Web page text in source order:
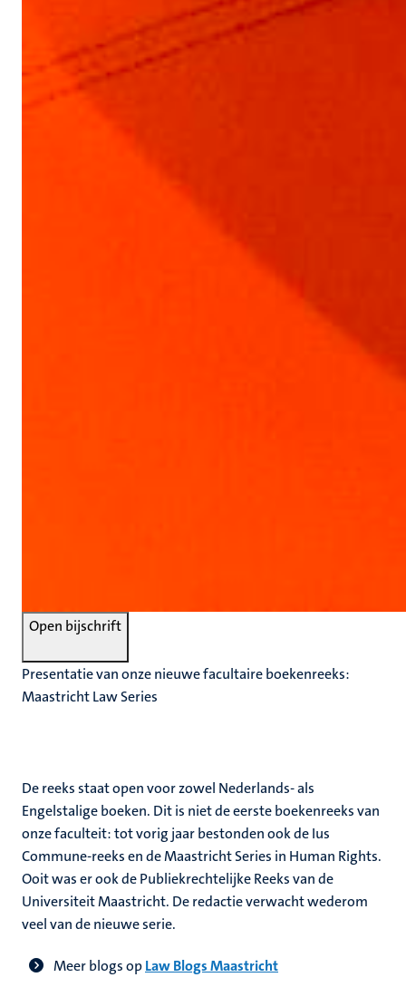
Open bijschrift
Presentatie van onze nieuwe facultaire boekenreeks:
Maastricht Law Series
De reeks staat open voor zowel Nederlands- als
Engelstalige boeken. Dit is niet de eerste boekenreeks van
onze faculteit: tot vorig jaar bestonden ook de Ius
Commune-reeks en de Maastricht Series in Human Rights.
Ooit was er ook de Publiekrechtelijke Reeks van de
Universiteit Maastricht. De redactie verwacht wederom
veel van de nieuwe serie.
Meer blogs opLaw Blogs Maastricht